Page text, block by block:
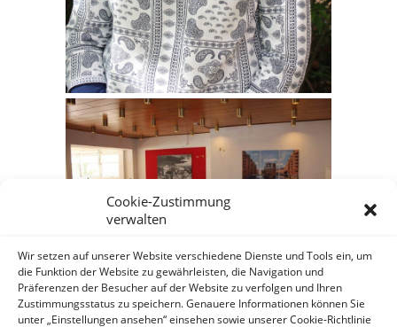
Cookie-Zustimmung
verwalten
Wir setzen auf unserer Website verschiedene Dienste und Tools ein, um
die Funktion der Website zu gewährleisten, die Navigation und
Präferenzen der Besucher auf der Website zu verfolgen und Ihren
Zustimmungsstatus zu speichern. Genauere Informationen können Sie
unter „Einstellungen ansehen“ einsehen sowie unserer Cookie-Richtlinie